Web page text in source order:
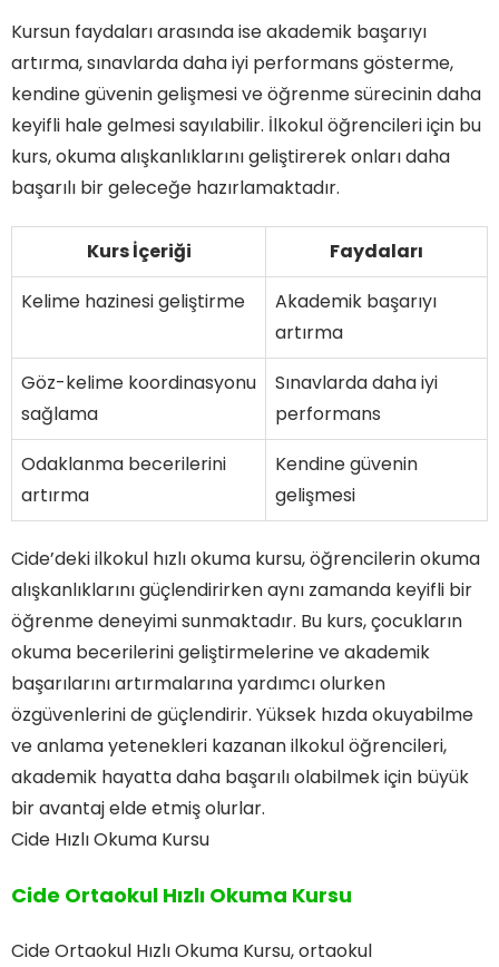
Kursun faydaları arasında ise akademik başarıyı
artırma, sınavlarda daha iyi performans gösterme,
kendine güvenin gelişmesi ve öğrenme sürecinin daha
keyifli hale gelmesi sayılabilir. İlkokul öğrencileri için bu
kurs, okuma alışkanlıklarını geliştirerek onları daha
başarılı bir geleceğe hazırlamaktadır.
Kurs İçeriği
Faydaları
Kelime hazinesi geliştirme
Akademik başarıyı
artırma
Göz-kelime koordinasyonu
sağlama
Sınavlarda daha iyi
performans
Odaklanma becerilerini
artırma
Kendine güvenin
gelişmesi
Cide’deki ilkokul hızlı okuma kursu, öğrencilerin okuma
alışkanlıklarını güçlendirirken aynı zamanda keyifli bir
öğrenme deneyimi sunmaktadır. Bu kurs, çocukların
okuma becerilerini geliştirmelerine ve akademik
başarılarını artırmalarına yardımcı olurken
özgüvenlerini de güçlendirir. Yüksek hızda okuyabilme
ve anlama yetenekleri kazanan ilkokul öğrencileri,
akademik hayatta daha başarılı olabilmek için büyük
bir avantaj elde etmiş olurlar.
Cide Hızlı Okuma Kursu
Cide Ortaokul Hızlı Okuma Kursu
Cide Ortaokul Hızlı Okuma Kursu, ortaokul